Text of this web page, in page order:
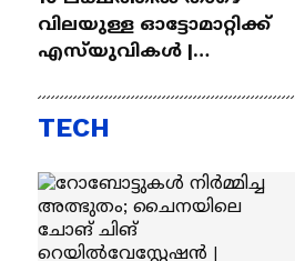
വിലയുള്ള ഓട്ടോമാറ്റിക്ക്
എസ്‍യുവികൾ |
Lakh
TECH